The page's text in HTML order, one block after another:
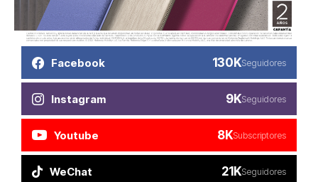
Facebook 130KSeguidores
Instagram 9KSeguidores
Youtube 8KSubscriptores
WeChat 21KSeguidores